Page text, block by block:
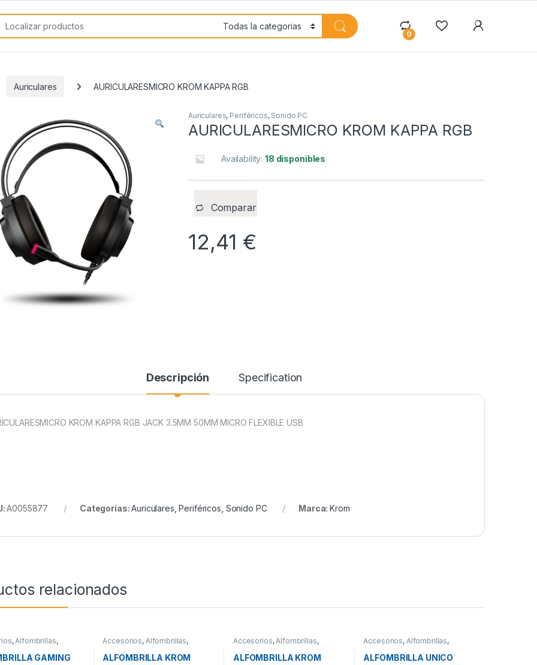
for:
0
Auriculares AURICULARESMICRO KROM KAPPA RGB
Auriculares, Periféricos, Sonido PC
AURICULARESMICRO KROM KAPPA RGB
Availability:18 disponibles
Comparar
12,41 €
Descripción Specification
KROM KAPPA RGB JACK 3.5MM 50MM MICRO FLEXIBLE USB
A0055877 Categorías:Auriculares ,Periféricos Sonido PC Marca:Krom
relacionados
,Alfombrillas,
GAMING
Accesorios, Alfombrillas,
Periféricos
ALFOMBRILLA KROM
Accesorios,Alfombrillas,
Periféricos
ALFOMBRILLA KROM
Accesorios, Alfombrillas,
Periféricos
ALFOMBRILLA UNICO